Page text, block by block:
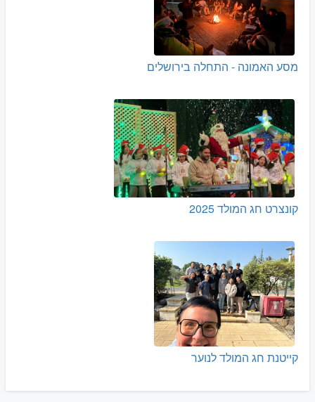
מסע האמונה - התחלה בירושלים
קונצרט חג המולד 2025
קייטנת חג המולד לנוער